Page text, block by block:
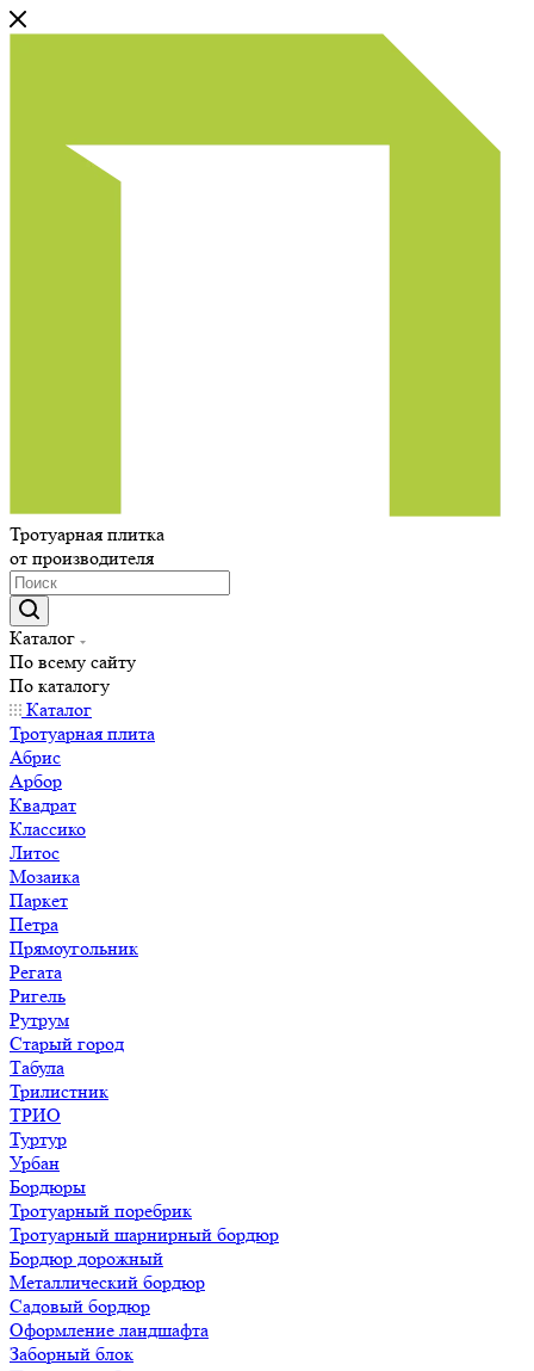
Тротуарная плитка
от производителя
Каталог
По всему сайту
По каталогу
Каталог
Тротуарная плита
Абрис
Арбор
Квадрат
Классико
Литос
Мозаика
Паркет
Петра
Прямоугольник
Регата
Ригель
Рутрум
Старый город
Табула
Трилистник
ТРИО
Туртур
Урбан
Бордюры
Тротуарный поребрик
Тротуарный шарнирный бордюр
Бордюр дорожный
Металлический бордюр
Садовый бордюр
Оформление ландшафта
Заборный блок